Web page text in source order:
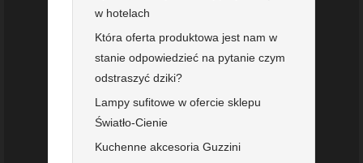
w hotelach
Która oferta produktowa jest nam w
stanie odpowiedzieć na pytanie czym
odstraszyć dziki?
Lampy sufitowe w ofercie sklepu
Światło-Cienie
Kuchenne akcesoria Guzzini